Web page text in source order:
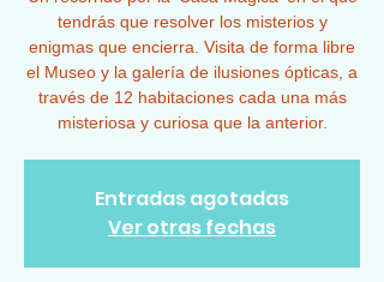
tendrás que resolver los misterios y
enigmas que encierra. Visita de forma libre
el Museo y la galería de ilusiones ópticas, a
través de 12 habitaciones cada una más
misteriosa y curiosa que la anterior.
Entradas agotadas
Ver otras fechas